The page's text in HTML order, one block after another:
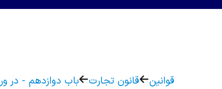
قوانین قانون تجارت باب دوازدهم - در